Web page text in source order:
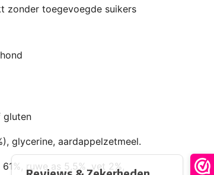
zonder toegevoegde suikers
gluten
glycerine, aardappelzetmeel.
ruwe as 5,5%, vet 2%,